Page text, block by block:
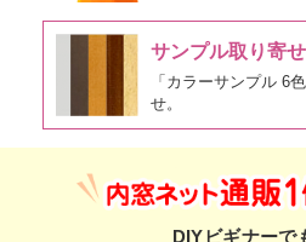
サンプル取り寄せ
「カラーサンプル 6
せ。
DIYビギナーで